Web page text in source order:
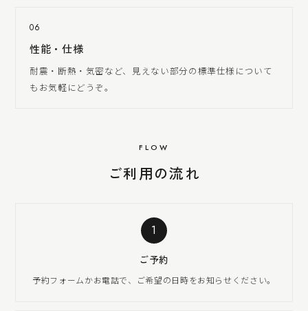
06
性能・仕様
耐震・断熱・気密など、見えない部分の標準仕様について
もお気軽にどうぞ。
FLOW
ご利用の流れ
1
ご予約
予約フォームかお電話で、ご希望の日時をお知らせください。